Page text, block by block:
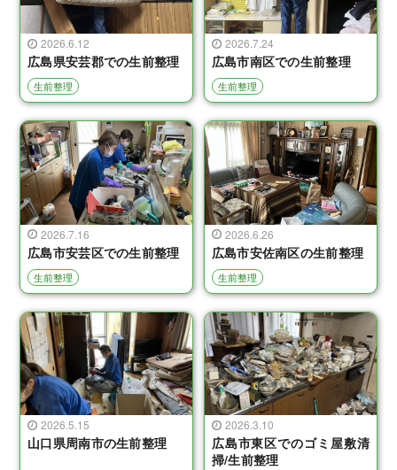
2026.6.12
広島県安芸郡での生前整理
生前整理
2026.7.24
広島市南区での生前整理
生前整理
2026.7.16
広島市安芸区での生前整理
生前整理
2026.6.26
広島市安佐南区の生前整理
生前整理
2026.5.15
山口県周南市の生前整理
2026.3.10
広島市東区でのゴミ屋敷清
掃/生前整理